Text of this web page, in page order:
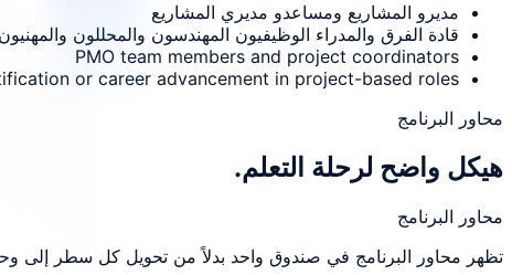
مديرو المشاريع ومساعدو مديري المشاريع
قادة الفرق والمدراء الوظيفيون المهندسون والمحللون
PMO team members and project coordinators
or career advancement in project-based roles
محاور البرنامج
هيكل واضح لرحلة التعلم.
محاور البرنامج
تظهر محاور البرنامج في صندوق واحد بدلاً من تحويل كل سطر إلى